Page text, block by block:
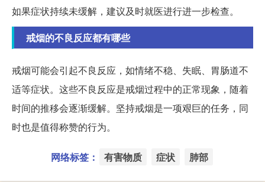
如果症状持续未缓解，建议及时就医进行进一步检查。
戒烟的不良反应都有哪些
戒烟可能会引起不良反应，如情绪不稳、失眠、胃肠道不
适等症状。这些不良反应是戒烟过程中的正常现象，随着
时间的推移会逐渐缓解。坚持戒烟是一项艰巨的任务，同
时也是值得称赞的行为。
网络标签： 有害物质 症状 肺部